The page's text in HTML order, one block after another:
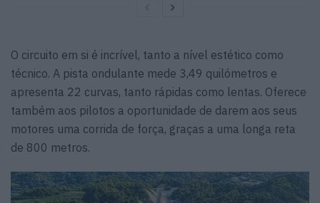
O circuito em si é incrível, tanto a nível estético como
técnico. A pista ondulante mede 3,49 quilómetros e
apresenta 22 curvas, tanto rápidas como lentas. Oferece
também aos pilotos a oportunidade de darem aos seus
motores uma corrida de força, graças a uma longa reta
de 800 metros.